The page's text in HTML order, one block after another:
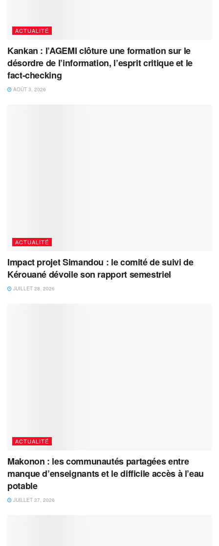
ACTUALITÉ
Kankan : l’AGEMI clôture une formation sur le
désordre de l’information, l’esprit critique et le
fact-checking
AOÛT 3, 2026
ACTUALITÉ
Impact projet Simandou : le comité de suivi de
Kérouané dévoile son rapport semestriel
JUILLET 28, 2026
ACTUALITÉ
Makonon : les communautés partagées entre
manque d’enseignants et le difficile accès à l’eau
potable
JUILLET 27, 2026